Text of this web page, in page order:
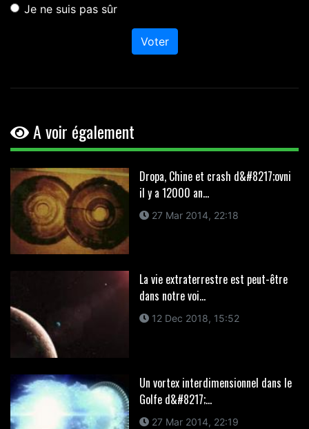
Je ne suis pas sûr
Voter
A voir également
Dropa, Chine et crash d&#8217;ovni
il y a 12000 an...
27 Mar 2014, 22:18
La vie extraterrestre est peut-être
dans notre voi...
12 Dec 2018, 15:52
Un vortex interdimensionnel dans le
Golfe d&#8217;...
27 Mar 2014, 22:19